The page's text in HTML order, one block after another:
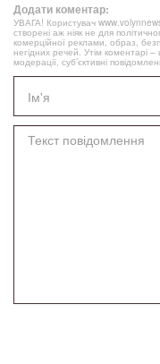
Додати коментар:
УВАГА! Користувач
створені аж ніяк не для
комерційної реклами, образ,
негідних речей. Утім коментарі
модерації, суб’єктивні